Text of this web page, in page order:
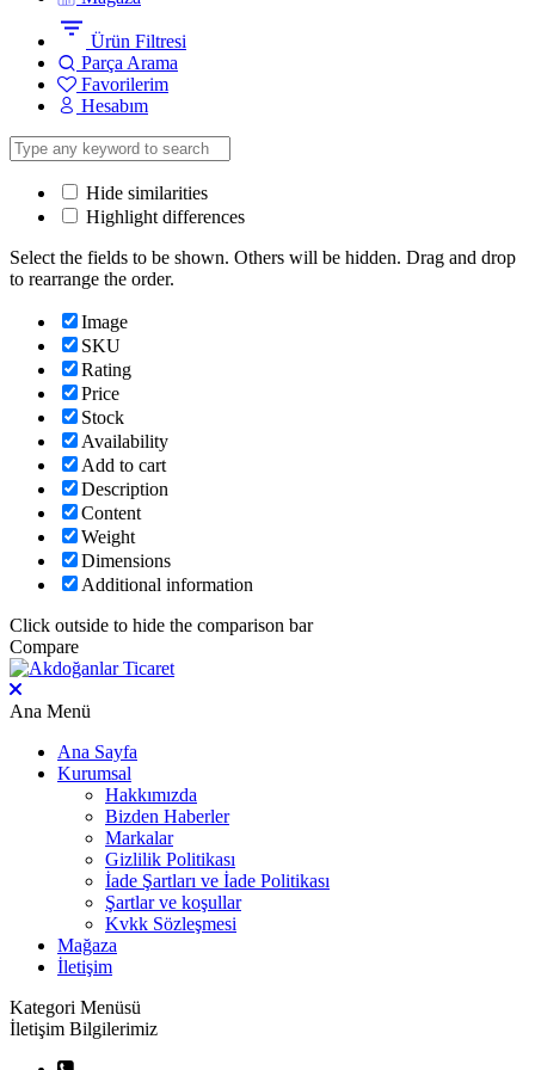
Ürün Filtresi
Parça Arama
Favorilerim
Hesabım
Hide similarities
Highlight differences
Select the fields to be shown. Others will be hidden. Drag and drop
to rearrange the order.
Image
SKU
Rating
Price
Stock
Availability
Add to cart
Description
Content
Weight
Dimensions
Additional information
Click outside to hide the comparison bar
Compare
Ana Menü
Ana Sayfa
Kurumsal
Hakkımızda
Bizden Haberler
Markalar
Gizlilik Politikası
İade Şartları ve İade Politikası
Şartlar ve koşullar
Kvkk Sözleşmesi
Mağaza
İletişim
Kategori Menüsü
İletişim Bilgilerimiz